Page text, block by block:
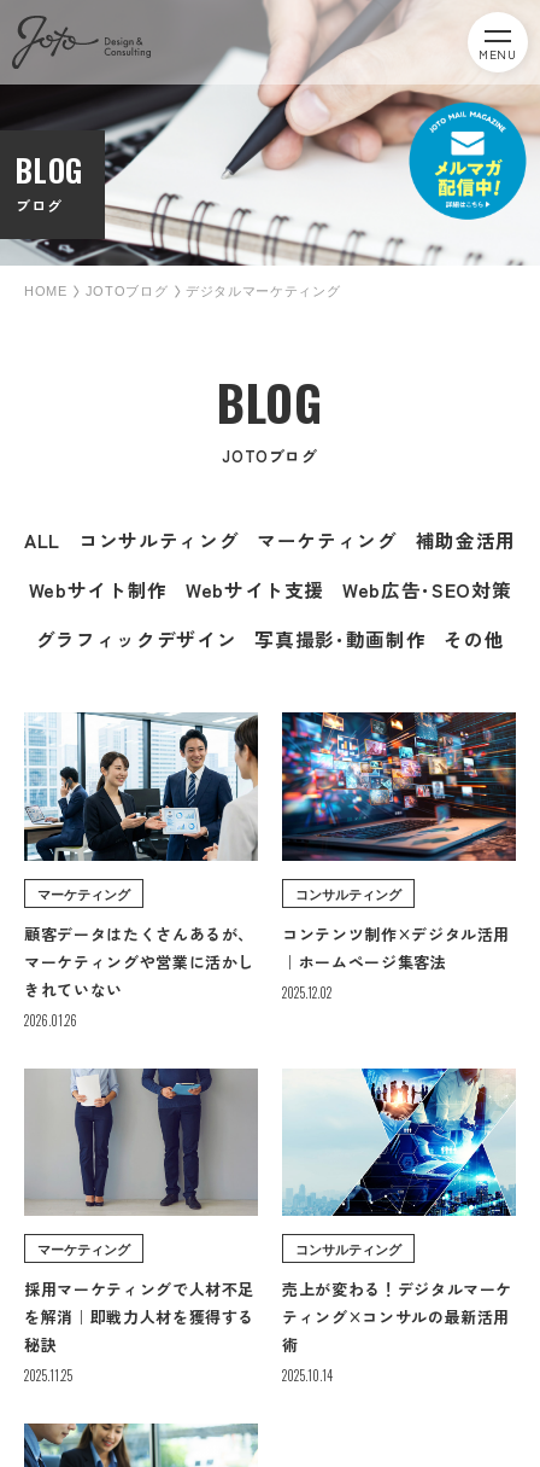
MENU
BLOG
ブログ
HOME JOTOブログ デジタルマーケティング
BLOG
JOTOブログ
ALL コンサルティング マーケティング
補助金活用
Webサイト制作
Webサイト支援
Web広告･SEO対策
グラフィックデザイン
写真撮影･動画制作 その他
マーケティング
顧客データはたくさんあるが、
マーケティングや営業に活かし
きれていない
2026.01.26
コンサルティング
コンテンツ制作×デジタル活用
｜ホームページ集客法
2025.12.02
マーケティング
採用マーケティングで人材不足
を解消｜即戦力人材を獲得する
秘訣
2025.11.25
コンサルティング
売上が変わる！デジタルマーケ
ティング×コンサルの最新活用
術
2025.10.14